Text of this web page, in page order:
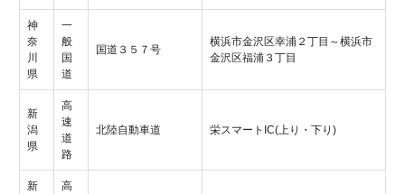
神
奈
川
県
一
般
国
道
国道３５７号
横浜市金沢区幸浦２丁目～横浜市
金沢区福浦３丁目
新
潟
県
高
速
道
路
北陸自動車道 栄スマートIC(上り・下り)
新
高